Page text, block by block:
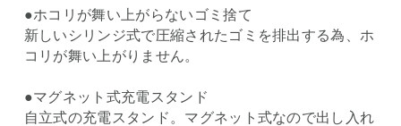
●ホコリが舞い上がらないゴミ捨て
新しいシリンジ式で圧縮されたゴミを排出する為、ホ
コリが舞い上がりません。
●マグネット式充電スタンド
自立式の充電スタンド。マグネット式なので出し入れ